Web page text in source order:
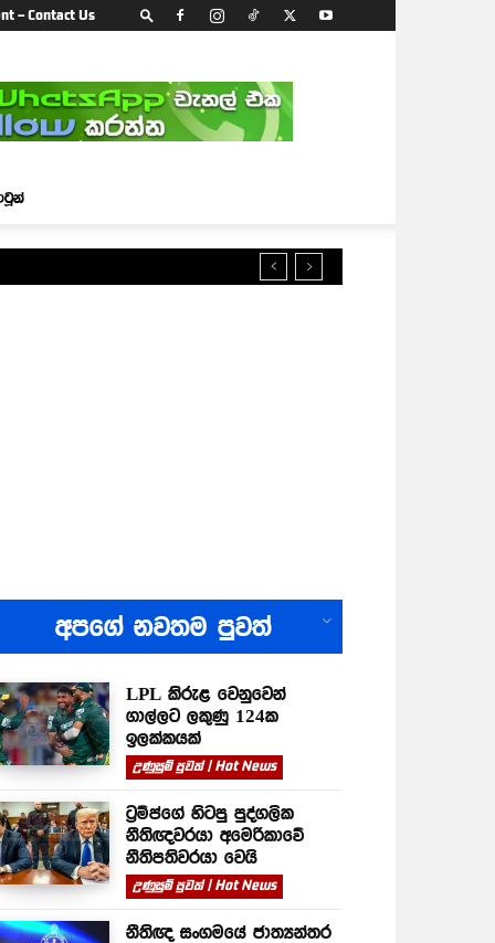
– Contact Us
අපගේ නවතම පුවත්
LPL කිරුළ වෙනුවෙන්
ගාල්ලට ලකුණු 124ක
ඉලක්කයක්
උණුසුම් පුවත් | Hot News
ට්‍රම්ප්ගේ හිටපු පුද්ගලික
නීතිඥවරයා අමෙරිකාවේ
නීතිපතිවරයා වෙයි
උණුසුම් පුවත් | Hot News
නීතිඥ සංගමයේ ජාත්‍යන්තර